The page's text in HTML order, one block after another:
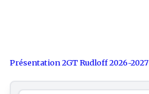
Présentation 2GT Rudloff 2026-2027